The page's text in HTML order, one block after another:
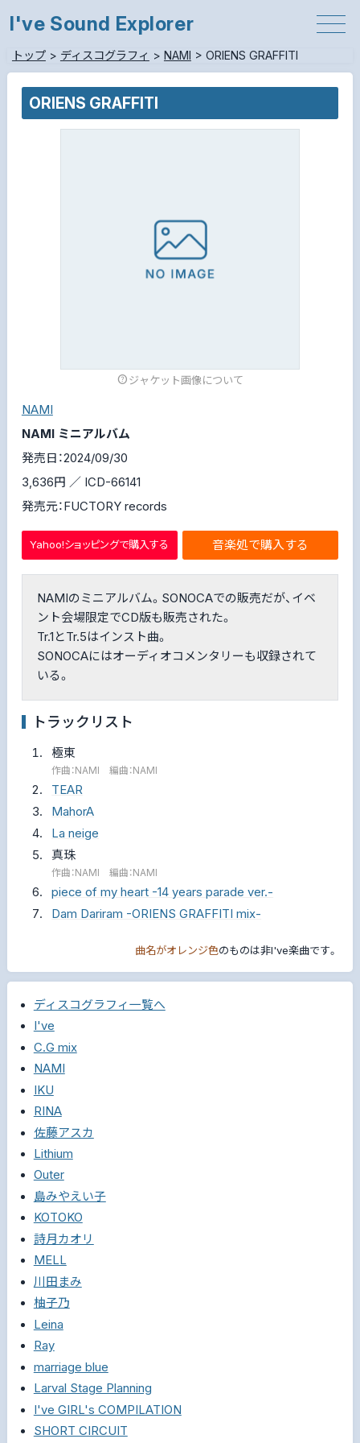
I've Sound Explorer
トップ> ディスコグラフィ > NAMI > ORIENS GRAFFITI
ORIENS GRAFFITI
ジャケット画像について
NAMI
NAMI ミニアルバム
発売日：2024/09/30
3,636円 ／ ICD-66141
発売元：FUCTORY records
Yahoo!ショッピングで購入する 音楽処で購入する
NAMIのミニアルバム。SONOCAでの販売だが、イベ
ント会場限定でCD版も販売された。
Tr.1とTr.5はインスト曲。
SONOCAにはオーディオコメンタリーも収録されて
いる。
トラックリスト
極東
作曲：NAMI 編曲：NAMI
TEAR
MahorA
La neige
真珠
作曲：NAMI 編曲：NAMI
piece of my heart -14 years parade ver.-
Dam Dariram -ORIENS GRAFFITI mix-
曲名がオレンジ色のものは非I've楽曲です。
ディスコグラフィ一覧へ
I've
C.G mix
NAMI
IKU
RINA
佐藤アスカ
Lithium
Outer
島みやえい子
KOTOKO
詩月カオリ
MELL
川田まみ
柚子乃
Leina
Ray
marriage blue
Larval Stage Planning
I've GIRL's COMPILATION
SHORT CIRCUIT